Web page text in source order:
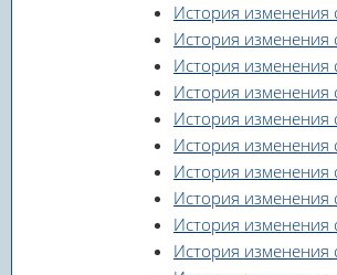
История изменения
История изменения
История изменения
История изменения
История изменения
История изменения
История изменения
История изменения
История изменения
История изменения